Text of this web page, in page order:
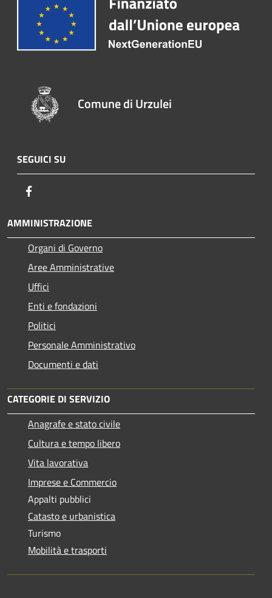
Comune di Urzulei
SEGUICI SU
AMMINISTRAZIONE
Organi di Governo
Aree Amministrative
Uffici
Enti e fondazioni
Politici
Personale Amministrativo
Documenti e dati
CATEGORIE DI SERVIZIO
Anagrafe e stato civile
Cultura e tempo libero
Vita lavorativa
Imprese e Commercio
Appalti pubblici
Catasto e urbanistica
Turismo
Mobilità e trasporti